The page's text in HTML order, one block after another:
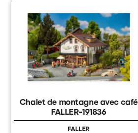
Chalet de montagne avec café
FALLER-191836
FALLER